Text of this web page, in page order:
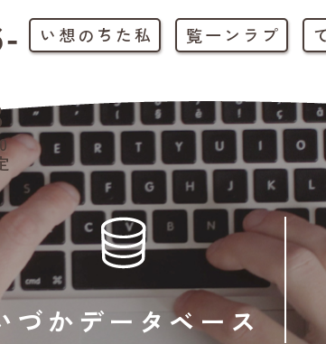
私たちの想い プラン一覧
づかデータベース